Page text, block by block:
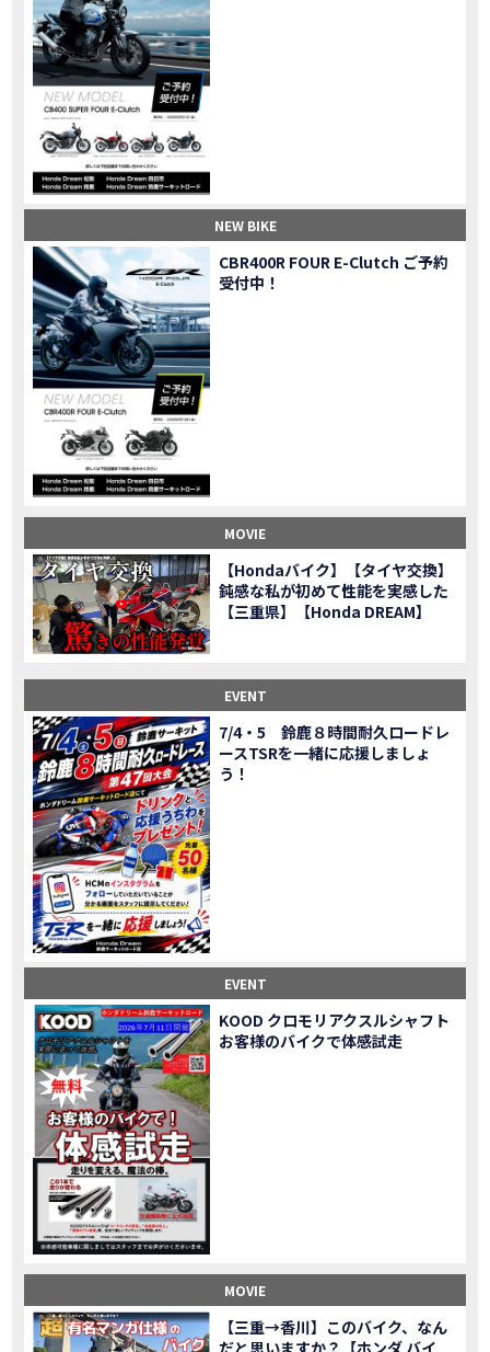
NEW BIKE スーパーカブFinal Edition/HELLP KITTY在庫車あります！
MOVIE 【CBR1000RR-R】スーパースポーツバイクで三重県の新スポットを巡る女子ツーリング|Honda CBR1000RRR Rebel1100 500 250
CAMPAIGN 三重県下 Honda Dreamにてレンタルバイクキャンペーン実施中💫
MOVIE 【アフリカツイン】憧れの大型バイクで1泊2日マスツーリング｜三重県〜静岡県｜Honda CL500 AfricaTwin
MOVIE 【女子ツーリング】穴場スポット満載！三重の美味しいもの・パワースポット！【Honda Dream 松阪】
MOVIE 【CBR600RR】憧れのSSバイクで女子ツーリング|三重県 松阪スタート！Honda Rebel250•500
MOVIE 【中級レベル】スクーター乗りの女性ライダーがライティングスクールに潜入【HMS】Honda 400X
MOVIE 【鈴鹿サーキット】ホンダモーターサイクリストスクールを体験してきました【バイク女子】
CAMPAIGN 【買取強化中】乗らないバイクはHonda Dreamへ！
MOVIE 【祝】Honda CL500納車「かなえさんバイク売れました！」連絡があり行ってきました
MOVIE 【シンガーソングライター茉ひるさんご来店】ホンダドリーム四日市
MOVIE 【ホンダドリーム鈴鹿サーキットロード】オープン当日イベントレポ！
MOVIE 【鈴鹿サーキットに近い！】ホンダドリーム鈴鹿サーキットロードOPEN！ #茉ひる
MOVIE CL500売却！X-ADVオーナーの素直な理由。〇〇で納得の買取してもらいました|Honda X-ADV
MOVIE 【梅本まどかさんコラボ】CIVIC TYPE R♪スタッフオススメの鈴鹿ドライブへ！【後編】
MOVIE 憧れの大型バイク試乗！4輪走行は驚きの…【Honda GoldWing AfricaTwin】試乗会in鈴鹿ツインサーキット
【鈴鹿ツインサーキット】バイク＆クルマ夢のコラボイベント！「HCM２＆４サーキットフェス」レポ
MOVIE 全員初対面！バイク女子6人がツーリング行ったらwww
バイク女子6人でツーリング行った結果ww！後編
MOVIE 温泉1泊。いつもソロの女性ライダー、大人のマスツーリングへついていった【三重〜長野•茶臼山高原経由】Honda CL500
MOVIE 【梅本まどかさんコラボ】CIVIC TYPE R♪ スタッフオススメの鈴鹿ドライブへ！【前編】
MOVIE ＨＣＭ２＆４サーキットフェス2023 紹介動画②
MOVIE ＨＣＭ２＆４サーキットフェス2023 紹介動画①
Honda Dream 四日市のご紹介
MOVIE Honda Dream 鈴鹿のご紹介
MOVIE
Honda Dream 松阪のご紹介
２月１２日 牡蠣ツーリングフォトギャラリー
EVENT 第6回オフロードスクールフォトギャラリー
EVENT Honda Dream鈴鹿・松阪・四日市 ３店舗合同周年祭フォトギャラリー
MOVIE Honda Dream鈴鹿・松阪・四日市 ３店舗合同周年祭レポート
NEW BIKE NEW BIKE「HAWK 11」新型ロードスポーツモデル HAWK 11を発売！
NEW BIKE NEW BIKE「ダックス125」新型レジャーバイク ダックス125を発売！
MOVIE Honda Dream 鈴鹿 オフロードスクール紹介
【新車中古車多数】三重県でバイクを探すなら！HondaDream松阪【ホンダ二輪車専門店】
MOVIE 【県下最大規模】三重県でバイクを探すなら！HondaDream鈴鹿【ホンダ二輪車専門店】
NEW BIKE 「CBR400R」「400X」の仕様 を一部変更し発売!
NEW BIKE 大型プレミアムツアラー「Gold Wing」 シリーズのカラーバリエーション を一部変更し発売!
NEW BIKE クルーザーモデル 「Rebel 250 S Edition」 に新色を追加し発表！
NEW BIKE 「CT125・ハンターカブ」 に新色を追加し発売！
NEW BIKE 「CB1100 EX Final Edition」「CB1100 RS Final Edition」を発売
NEW BIKE 「モンキー125」に5速トランスミッションを採用した新エンジンを搭載し発売！
NEW BIKE 「スーパーカブ C125」に環境性能を向上させた新エンジンを搭載し発売！
EVENT 【イベントレポート】2021年 7月25日 敦賀ツーリング
「ADV150」に受注期間限定のカラーリングを設定し発売！
NEW BIKE 「GB350」「GB350 S」新型ロードスポーツモデル GB350・GB350 S を発売！
NEW BIKE
CBR400R FOUR E-Clutch ご予約
受付中！
MOVIE
【Hondaバイク】【タイヤ交換】
鈍感な私が初めて性能を実感した
【三重県】【Honda DREAM】
EVENT
7/4・5 鈴鹿８時間耐久ロードレ
ースTSRを一緒に応援しましょ
う！
EVENT
KOOD クロモリアクスルシャフト
お客様のバイクで体感試走
MOVIE
【三重→香川】このバイク、なん